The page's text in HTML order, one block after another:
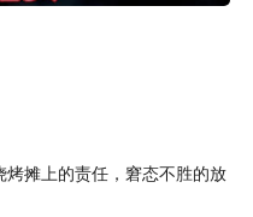
摊上的责任，窘态不胜的放